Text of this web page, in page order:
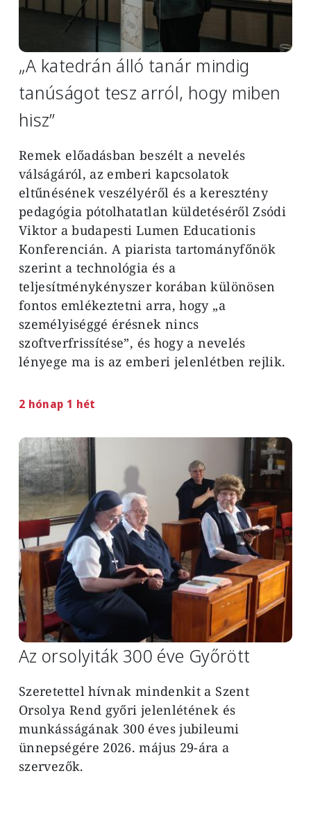
„A katedrán álló tanár mindig
tanúságot tesz arról, hogy miben
hisz”
Remek előadásban beszélt a nevelés
válságáról, az emberi kapcsolatok
eltűnésének veszélyéről és a keresztény
pedagógia pótolhatatlan küldetésérőlZsódi
Viktora budapesti Lumen Educationis
Konferencián. A piarista tartományfőnök
szerint a technológia és a
teljesítménykényszer korában különösen
fontos emlékeztetni arra, hogy „a
személyiséggé érésnek nincs
szoftverfrissítése”, és hogy a nevelés
lényege ma is az emberi jelenlétben rejlik.
2 hónap 1 hét
Image
Az orsolyiták 300 éve Győrött
Szeretettel hívnak mindenkit a Szent
Orsolya Rend győri jelenlétének és
munkásságának 300 éves jubileumi
ünnepségére 2026. május 29-ára a
szervezők.